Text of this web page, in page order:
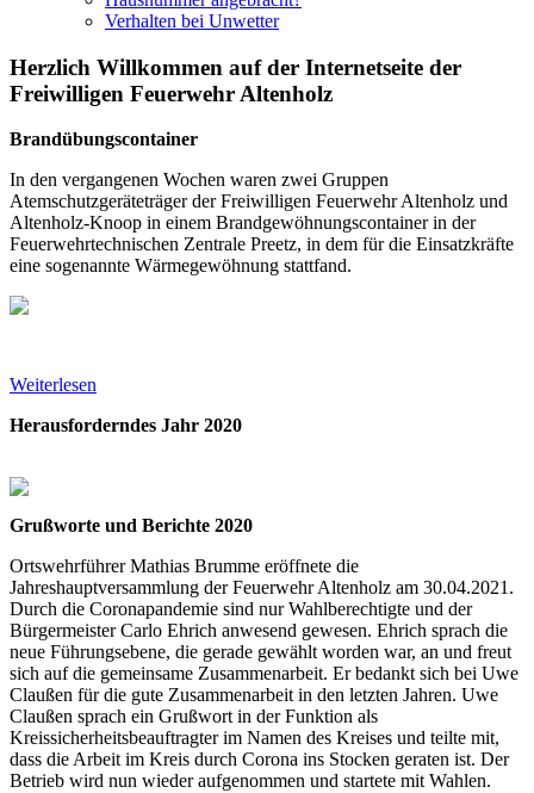
Verhalten bei Unwetter
Herzlich Willkommen auf der Internetseite der
Freiwilligen Feuerwehr Altenholz
Brandübungscontainer
In den vergangenen Wochen waren zwei Gruppen
Atemschutzgeräteträger der Freiwilligen Feuerwehr Altenholz und
Altenholz-Knoop in einem Brandgewöhnungscontainer in der
Feuerwehrtechnischen Zentrale Preetz, in dem für die Einsatzkräfte
eine sogenannte Wärmegewöhnung stattfand.
Weiterlesen
Herausforderndes Jahr 2020
Grußworte und Berichte 2020
Ortswehrführer Mathias Brumme eröffnete die
Jahreshauptversammlung der Feuerwehr Altenholz am 30.04.2021.
Durch die Coronapandemie sind nur Wahlberechtigte und der
Bürgermeister Carlo Ehrich anwesend gewesen. Ehrich sprach die
neue Führungsebene, die gerade gewählt worden war, an und freut
sich auf die gemeinsame Zusammenarbeit. Er bedankt sich bei Uwe
Claußen für die gute Zusammenarbeit in den letzten Jahren. Uwe
Claußen sprach ein Grußwort in der Funktion als
Kreissicherheitsbeauftragter im Namen des Kreises und teilte mit,
dass die Arbeit im Kreis durch Corona ins Stocken geraten ist. Der
Betrieb wird nun wieder aufgenommen und startete mit Wahlen.